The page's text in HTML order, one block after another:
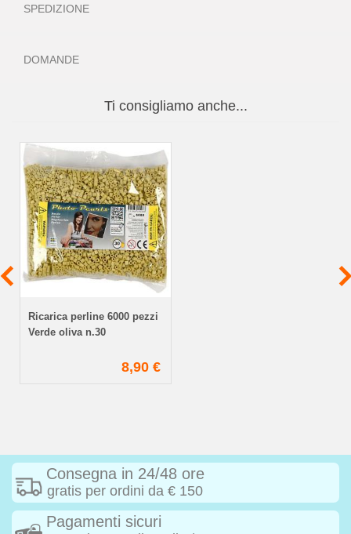
SPEDIZIONE
DOMANDE
Ti consigliamo anche...
Ricarica perline 6000 pezzi
Verde oliva n.30
8,90 €
Consegna in 24/48 ore
gratis per ordini da € 150
Pagamenti sicuri